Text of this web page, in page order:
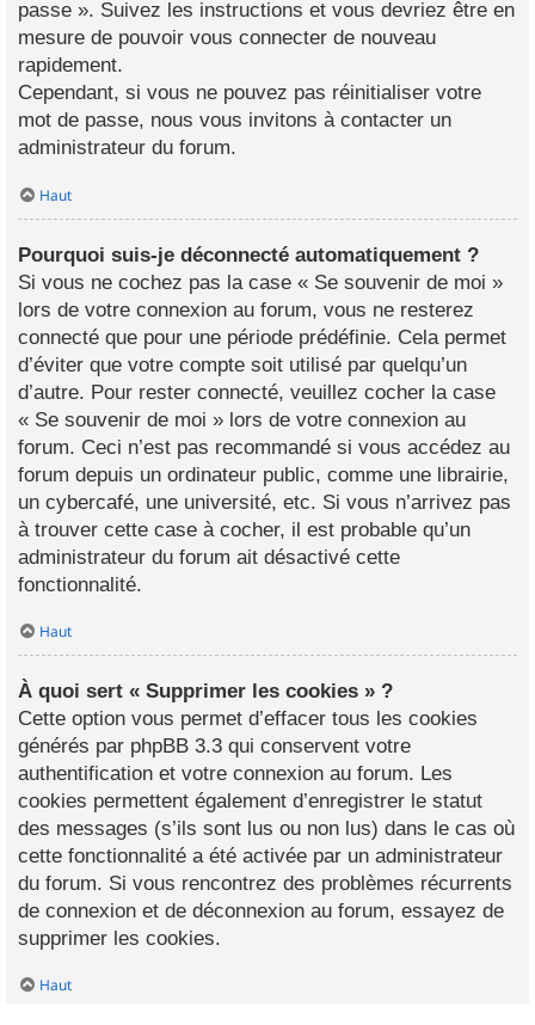
passe ». Suivez les instructions et vous devriez être en
mesure de pouvoir vous connecter de nouveau
rapidement.
Cependant, si vous ne pouvez pas réinitialiser votre
mot de passe, nous vous invitons à contacter un
administrateur du forum.
Haut
Pourquoi suis-je déconnecté automatiquement ?
Si vous ne cochez pas la case « Se souvenir de moi »
lors de votre connexion au forum, vous ne resterez
connecté que pour une période prédéfinie. Cela permet
d’éviter que votre compte soit utilisé par quelqu’un
d’autre. Pour rester connecté, veuillez cocher la case
« Se souvenir de moi » lors de votre connexion au
forum. Ceci n’est pas recommandé si vous accédez au
forum depuis un ordinateur public, comme une librairie,
un cybercafé, une université, etc. Si vous n’arrivez pas
à trouver cette case à cocher, il est probable qu’un
administrateur du forum ait désactivé cette
fonctionnalité.
Haut
À quoi sert « Supprimer les cookies » ?
Cette option vous permet d’effacer tous les cookies
générés par phpBB 3.3 qui conservent votre
authentification et votre connexion au forum. Les
cookies permettent également d’enregistrer le statut
des messages (s’ils sont lus ou non lus) dans le cas où
cette fonctionnalité a été activée par un administrateur
du forum. Si vous rencontrez des problèmes récurrents
de connexion et de déconnexion au forum, essayez de
supprimer les cookies.
Haut